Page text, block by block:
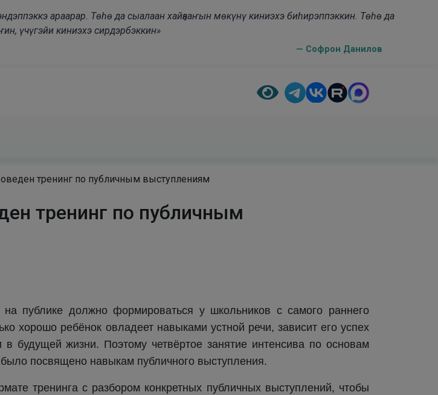
араарар. Төһө да сыалаан хайҕааҥын мөкүнү киниэхэ биһирэппэккин. Төһө да
үчүгэйи киниэхэ сирдэрбэккин»
— Софрон Данилов
тренинг по публичным выступлениям
тренинг по публичным
публике должно формироваться у школьников с самого раннего
хорошо ребёнок овладеет навыками устной речи, зависит его успех
будущей жизни. Поэтому четвёртое занятие интенсива по основам
посвящено навыкам публичного выступления.
тренинга с разбором конкретных публичных выступлений, чтобы